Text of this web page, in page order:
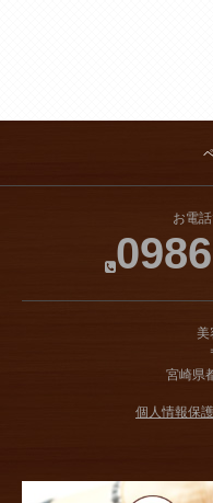
お電
美
宮崎県
個人情報保